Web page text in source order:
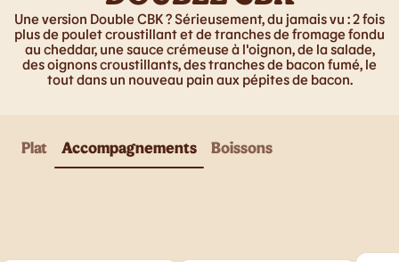
Une version Double CBK ? Sérieusement, du jamais vu : 2 fois
plus de poulet croustillant et de tranches de fromage fondu
au cheddar, une sauce crémeuse à l'oignon, de la salade,
des oignons croustillants, des tranches de bacon fumé, le
tout dans un nouveau pain aux pépites de bacon.
Plat Accompagnements Boissons